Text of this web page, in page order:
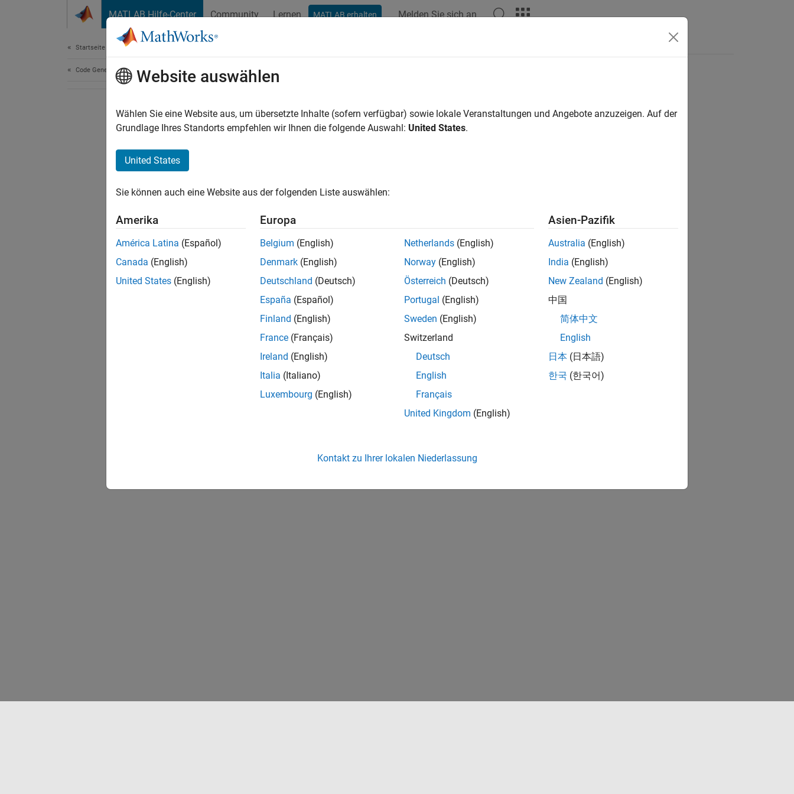
MATLAB Hilfe-Center Community Lernen MATLAB erhalten Melden Sie sich an
Startseite der Dokumentation
Code Generation
How useful was this information?
Website auswählen
Wählen Sie eine Website aus, um übersetzte Inhalte (sofern verfügbar) sowie lokale Veranstaltungen und Angebote anzuzeigen. Auf der
Grundlage Ihres Standorts empfehlen wir Ihnen die folgende Auswahl: United States.
United States
Sie können auch eine Website aus der folgenden Liste auswählen:
Amerika
América Latina (Español)
Canada (English)
United States (English)
Europa
Belgium (English)
Denmark (English)
Deutschland (Deutsch)
España (Español)
Finland (English)
France (Français)
Ireland (English)
Italia (Italiano)
Luxembourg (English)
Netherlands (English)
Norway (English)
Österreich (Deutsch)
Portugal (English)
Sweden (English)
Switzerland
Deutsch
English
Français
United Kingdom (English)
Asien-Pazifik
Australia (English)
India (English)
New Zealand (English)
中国
简体中文
English
日本 (日本語)
한국 (한국어)
Kontakt zu Ihrer lokalen Niederlassung